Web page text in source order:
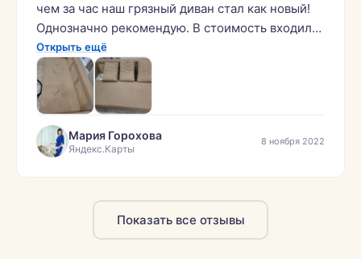
чем за час наш грязный диван стал как новый!
Однозначно рекомендую. В стоимость входил
выезд в загородный дом за пределы КАД. На
фото наш диван «до» и «после» химчистки,
результат очевиден.»
Открыть ещё
Мария Горохова
Яндекс.Карты
8 ноября 2022
Показать все отзывы